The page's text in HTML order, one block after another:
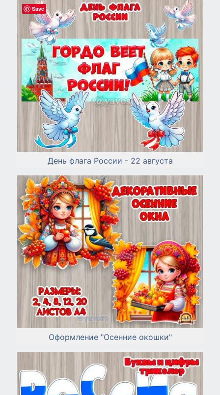
День флага России - 22 августа
Оформление "Осенние окошки"
Save